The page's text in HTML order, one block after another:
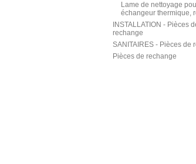
Lame de nettoyage
échangeur thermique,
INSTALLATION - Pièces
rechange
SANITAIRES - Pièces de
Pièces de rechange